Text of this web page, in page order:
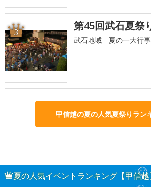
3 第45回武石夏祭
武石地域 夏の一大行事
甲信越の夏の人気夏祭りラン
夏の人気イベントランキング【甲信越